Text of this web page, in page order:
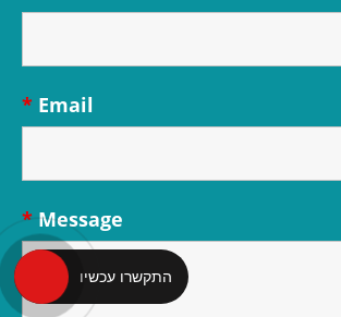
Email
*
Message
*
התקשרו עכשיו